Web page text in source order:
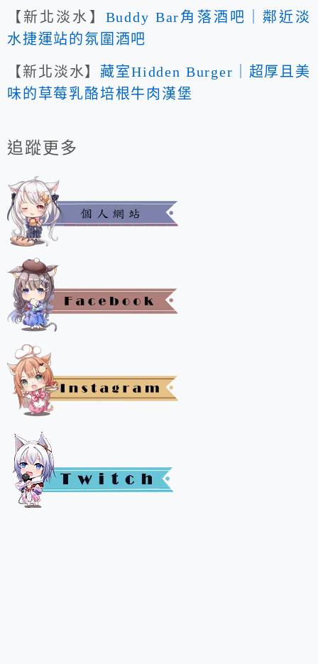
【新北淡水】 Buddy Bar角落酒吧｜鄰近淡
水捷運站的氛圍酒吧
【新北淡水】藏室Hidden Burger｜超厚且美
味的草莓乳酪培根牛肉漢堡
追蹤更多